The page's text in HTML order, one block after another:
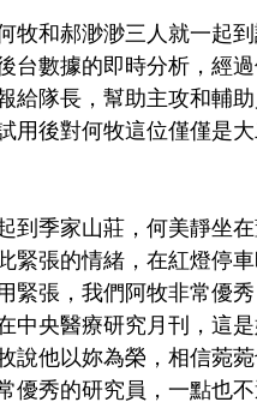
牧和郝渺渺三人就一起
台數據的即時分析，經
給隊長，幫助主攻和輔
用後對何牧這位僅僅是
到季家山莊，何美靜坐
緊張的情緒，在紅燈停
緊張，我們阿牧非常優
中央醫療研究月刊，這
說他以妳為榮，相信菀
優秀的研究員，一點也